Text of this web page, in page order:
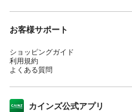
お客様サポート
ショッピングガイド
利用規約
よくある質問
カインズ公式アプリ